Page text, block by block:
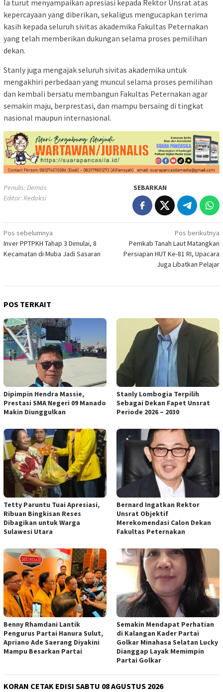
Ia turut menyampaikan apresiasi kepada Rektor Unsrat atas
kepercayaan yang diberikan, sekaligus mengucapkan terima
kasih kepada seluruh sivitas akademika Fakultas Peternakan
yang telah memberikan dukungan selama proses pemilihan
dekan.
Stanly juga mengajak seluruh sivitas akademika untuk
mengakhiri perbedaan yang muncul selama proses pemilihan
dan kembali bersatu membangun Fakultas Peternakan agar
semakin maju, berprestasi, dan mampu bersaing di tingkat
nasional maupun internasional.
Penulis: Demas
Editor: Redaksi
SEBARKAN
Navigasi
pos
Pos sebelumnya
Inver PPTPKH Tahap 3 Dimulai, 8
Kecamatan di Muba Jadi Sasaran
Pos berikutnya
Pemkab Tanah Laut Matangkan
Persiapan HUT Ke-81 RI, Upacara
Juga Libatkan Pelajar
POS TERKAIT
Dipimpin Hendra Massie,
Prestasi SMA Negeri 09 Manado
Makin Diunggulkan
Stanly Lombogia Terpilih
Sebagai Dekan Fapet Unsrat
Periode 2026 – 2030
Tetty Paruntu Tuai Apresiasi,
Ribuan Bingkisan Reses
Dibagikan untuk Warga
Sulawesi Utara
Bernard Ingatkan Rektor
Unsrat Objektif
Merekomendasi Calon Dekan
Fakultas Peternakan
Benny Rhamdani Lantik
Pengurus Partai Hanura Sulut,
Apriano Ade Saerang Diyakini
Mampu Besarkan Partai
Semakin Mendapat Perhatian
di Kalangan Kader Partai
Golkar Minahasa Selatan Lucky
Dianggap Layak Memimpin
Partai Golkar
KORAN CETAK EDISI SABTU 08 AGUSTUS 2026